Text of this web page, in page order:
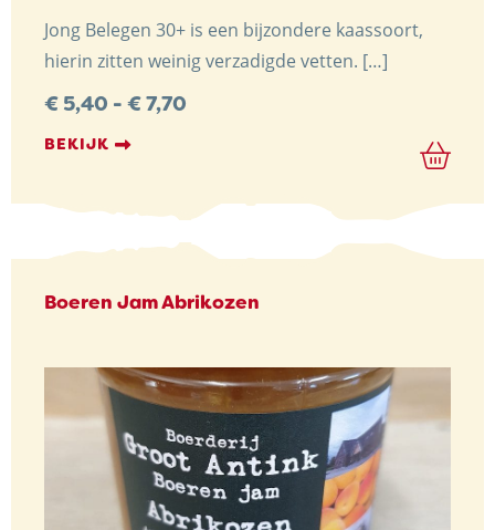
Jong Belegen 30+ is een bijzondere kaassoort,
hierin zitten weinig verzadigde vetten. […]
€ 5,40 - €7,70
BEKIJK
Boeren Jam Abrikozen